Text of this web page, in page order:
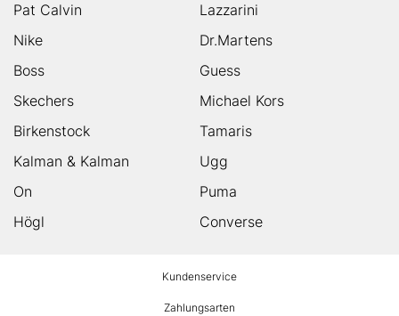
Pat Calvin
Lazzarini
Nike
Dr.Martens
Boss
Guess
Skechers
Michael Kors
Birkenstock
Tamaris
Kalman & Kalman
Ugg
On
Puma
Högl
Converse
Kundenservice
Zahlungsarten